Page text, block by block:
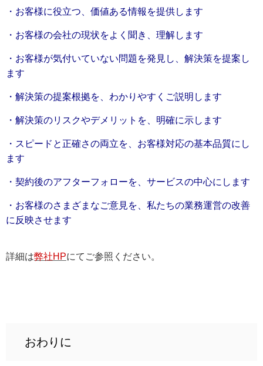
・お客様に役立つ、価値ある情報を提供します
・お客様の会社の現状をよく聞き、理解します
・お客様が気付いていない問題を発見し、解決策を提案し
ます
・解決策の提案根拠を、わかりやすくご説明します
・解決策のリスクやデメリットを、明確に示します
・スピードと正確さの両立を、お客様対応の基本品質にし
ます
・契約後のアフターフォローを、サービスの中心にします
・お客様のさまざまなご意見を、私たちの業務運営の改善
に反映させます
詳細は弊社HPにてご参照ください。
おわりに